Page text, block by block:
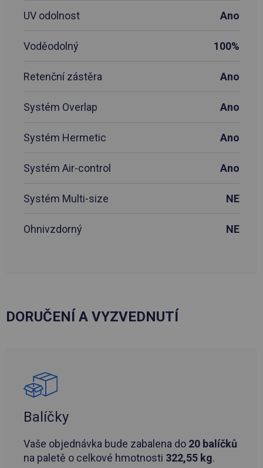
UV odolnost Ano
Voděodolný 100%
Retenční zástěra Ano
Systém Overlap Ano
Systém Hermetic Ano
Systém Air-control Ano
Systém Multi-size NE
Ohnivzdorný NE
DORUČENÍ A VYZVEDNUTÍ
Balíčky
Vaše objednávka bude zabalena do 20 balíčků
na paletě o celkové hmotnosti 322,55 kg.